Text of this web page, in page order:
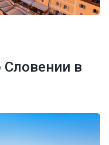
Словении в